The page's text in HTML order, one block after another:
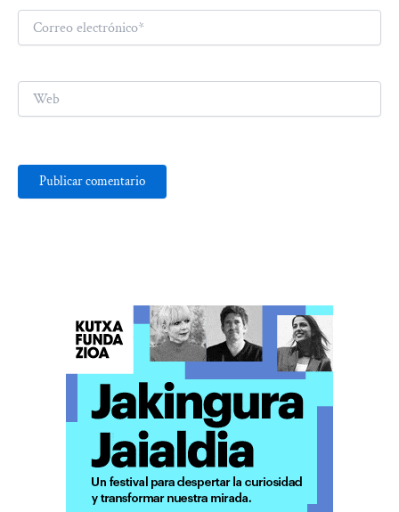
electrónico*
Web